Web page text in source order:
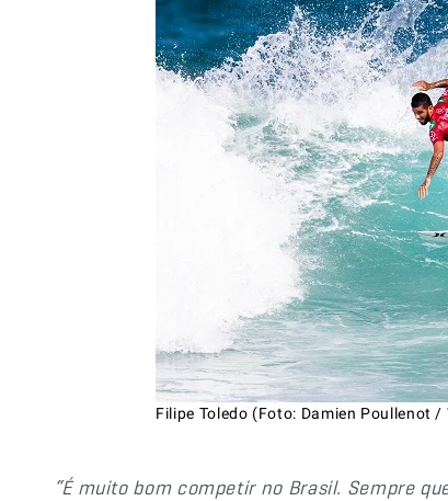
Filipe Toledo (Foto: Damien Poullenot /
“É muito bom competir no Brasil. Sempre